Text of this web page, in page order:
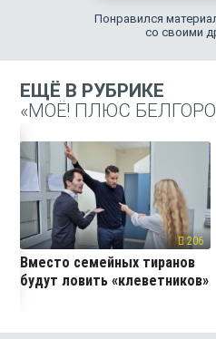
Понравился
со своими
ЕЩЁ В РУБРИКЕ
«МОЁ! ПЛЮС
206
Вместо семейных тиранов
будут ловить «клеветников»